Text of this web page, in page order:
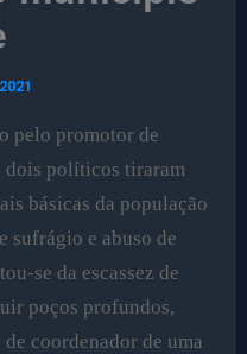
pelo promotor de
dois políticos tiraram
básicas da população
sufrágio e abuso de
se da escassez de
poços profundos,
coordenador de uma